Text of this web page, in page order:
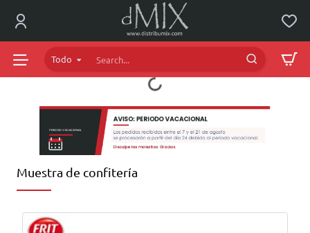
dMIX
Online
Todo
Search...
Muestra de confitería